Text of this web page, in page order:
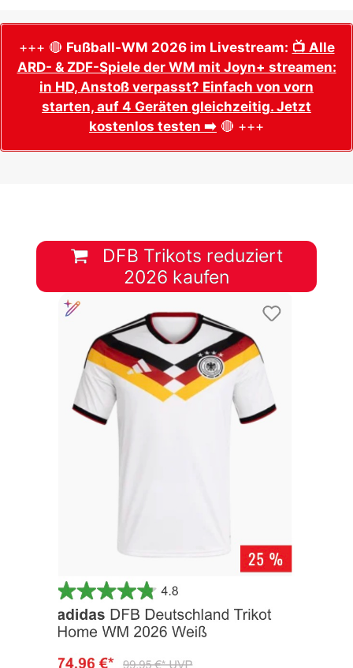
+++ 🔴 Fußball-WM 2026 im Livestream: 📺 Alle
ARD- & ZDF-Spiele der WM mit Joyn+ streamen:
in HD, Anstoß verpasst? Einfach von vorn
starten, auf 4 Geräten gleichzeitig. Jetzt
kostenlos testen ➡️ 🔴 +++
DFB Trikots reduziert
2026 kaufen